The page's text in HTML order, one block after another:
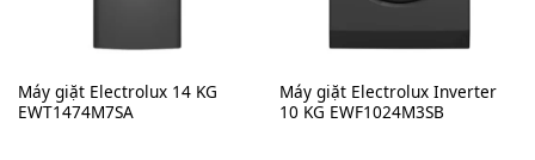
Máy giặt Electrolux 14 KG
EWT1474M7SA
Máy giặt Electrolux Inverter
10 KG EWF1024M3SB